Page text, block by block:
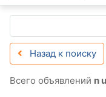
Назад к поиску
Всего объявлений n